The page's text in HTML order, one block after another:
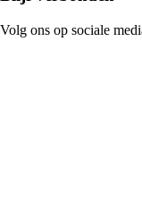
Volg ons op sociale